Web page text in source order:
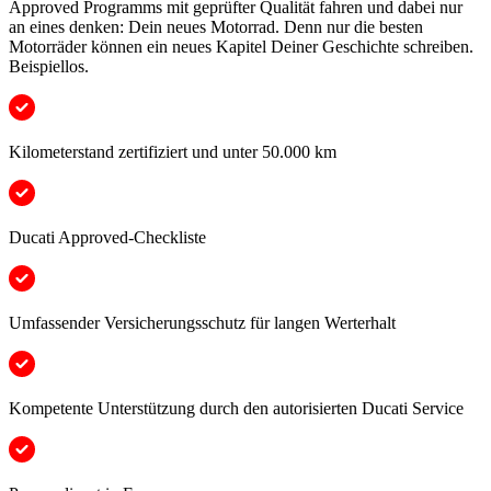
Approved Programms mit geprüfter Qualität fahren und dabei nur
an eines denken: Dein neues Motorrad. Denn nur die besten
Motorräder können ein neues Kapitel Deiner Geschichte schreiben.
Beispiellos.
Kilometerstand zertifiziert und unter 50.000 km
Ducati Approved-Checkliste
Umfassender Versicherungsschutz für langen Werterhalt
Kompetente Unterstützung durch den autorisierten Ducati Service